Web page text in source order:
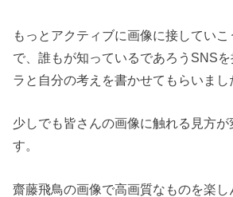
もっとアクティブに画像に接していこ
で、誰もが知っているであろうSNS
ラと自分の考えを書かせてもらいまし
少しでも皆さんの画像に触れる見方
す。
齋藤飛鳥の画像で高画質なものを楽し